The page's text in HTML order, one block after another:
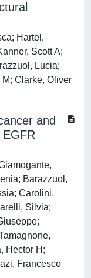
Hartel,
Scott A;
Lucia;
Clarke, Oliver
and
Barazzuol,
Carolini,
Silvia;
Hector H;
Francesco